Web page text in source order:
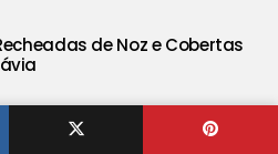
de Noz e Cobertas
e Delicias do Mar com